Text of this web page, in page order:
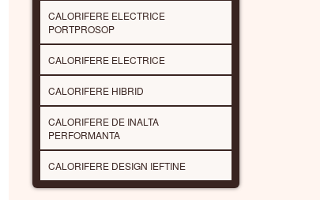
CALORIFERE ELECTRICE
PORTPROSOP
CALORIFERE ELECTRICE
CALORIFERE HIBRID
CALORIFERE DE INALTA
PERFORMANTA
CALORIFERE DESIGN IEFTINE